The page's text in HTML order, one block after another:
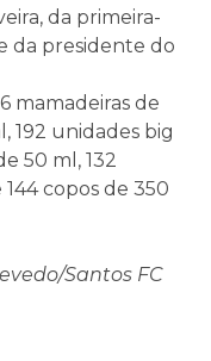
da primeira-
da presidente do
mamadeiras de
192 unidades big
50 ml, 132
copos de 350
Santos FC